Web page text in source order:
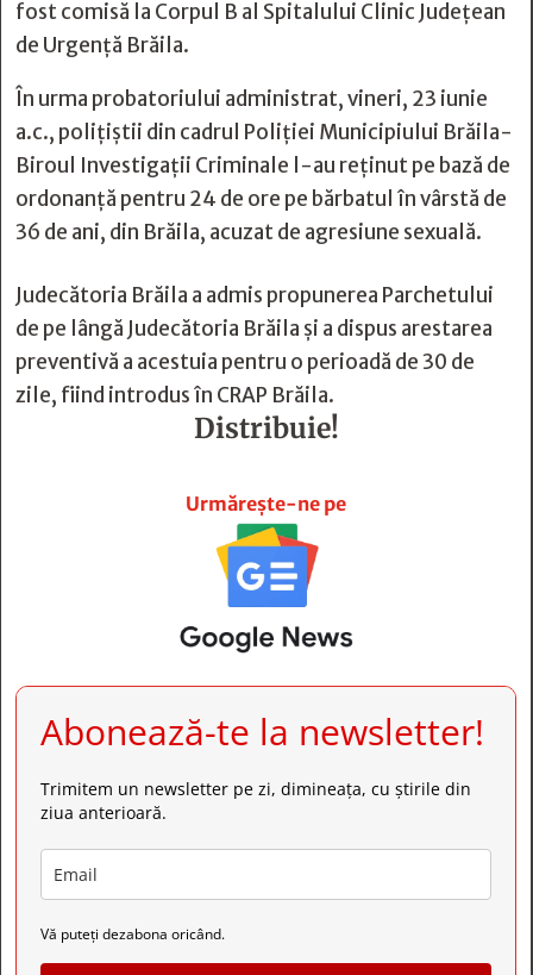
fost comisă la Corpul B al Spitalului Clinic Județean
de Urgență Brăila.
În urma probatoriului administrat, vineri, 23 iunie
a.c., polițiștii din cadrul Poliției Municipiului Brăila-
Biroul Investigații Criminale l-au reținut pe bază de
ordonanță pentru 24 de ore pe bărbatul în vârstă de
36 de ani, din Brăila, acuzat de agresiune sexuală.
Judecătoria Brăila a admis propunerea Parchetului
de pe lângă Judecătoria Brăila și a dispus arestarea
preventivă a acestuia pentru o perioadă de 30 de
zile, fiind introdus în CRAP Brăila.
Distribuie!
Urmărește-ne pe
Abonează-te la newsletter!
Trimitem un newsletter pe zi, dimineața, cu știrile din
ziua anterioară.
Vă puteți dezabona oricând.